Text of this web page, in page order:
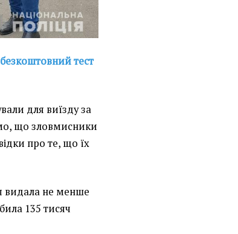
тест
для виїзду за
що зловмисники
про те, що їх
видала не менше
135 тисяч